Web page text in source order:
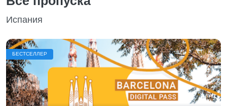
Испания
БЕСТСЕЛЛЕР